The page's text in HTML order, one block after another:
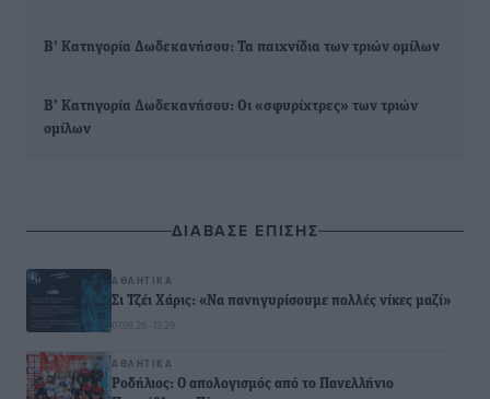
Β’ Κατηγορία Δωδεκανήσου: Τα παιχνίδια των τριών ομίλων
Β’ Κατηγορία Δωδεκανήσου: Οι «σφυρίχτρες» των τριών
ομίλων
ΔΙΑΒΑΣΕ ΕΠΙΣΗΣ
ΑΘΛΗΤΙΚΆ
Σι Τζέι Χάρις: «Να πανηγυρίσουμε πολλές νίκες μαζί»
07.08.26 · 13:29
ΑΘΛΗΤΙΚΆ
Ροδήλιος: Ο απολογισμός από το Πανελλήνιο